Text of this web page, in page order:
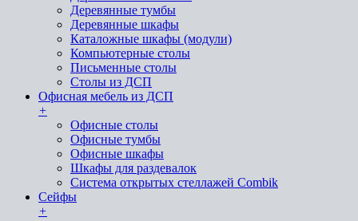
Деревянные тумбы
Деревянные шкафы
Каталожные шкафы (модули)
Компьютерные столы
Письменные столы
Столы из ДСП
Офисная мебель из ДСП
+
Офисные столы
Офисные тумбы
Офисные шкафы
Шкафы для раздевалок
Система открытых стеллажей Combik
Сейфы
+